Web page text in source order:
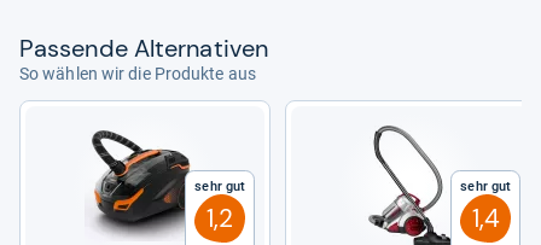
Pas­sende Alter­na­ti­ven
So wählen wir die Produkte aus
Sehr gut
1,2
Sehr gut
1,4